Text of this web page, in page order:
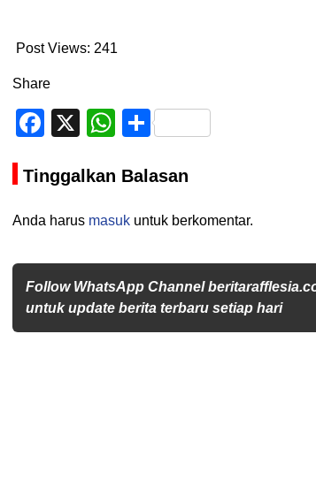
Post Views: 241
Share
Facebook
X WhatsApp
Share
Tinggalkan Balasan
Anda harus masuk untuk berkomentar.
Follow WhatsApp Channel
untuk update berita terbaru setiap hari